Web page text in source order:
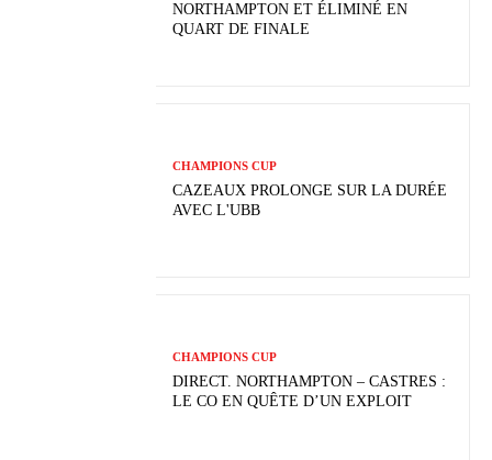
NORTHAMPTON ET ÉLIMINÉ EN
QUART DE FINALE
CHAMPIONS CUP
CAZEAUX PROLONGE SUR LA DURÉE
AVEC L'UBB
CHAMPIONS CUP
DIRECT. NORTHAMPTON – CASTRES :
LE CO EN QUÊTE D’UN EXPLOIT